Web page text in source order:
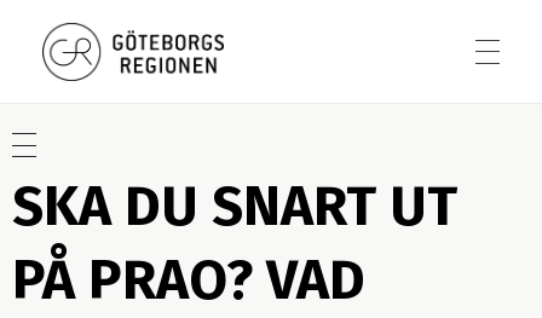
Valet av praoplats
Så kan du söka praoplats
För skolpersonal
SKA DU SNART UT
PÅ PRAO? VAD